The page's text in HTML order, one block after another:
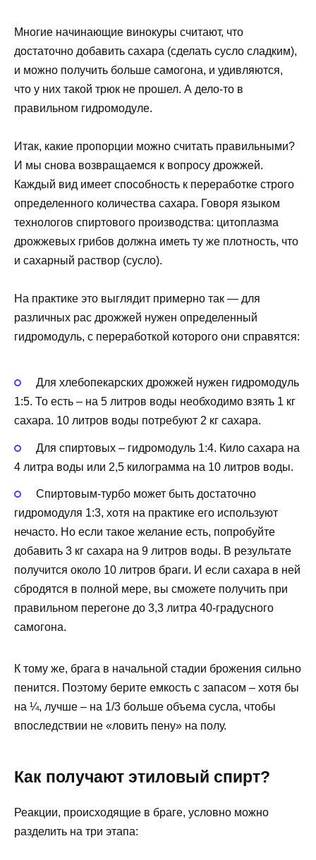
Многие начинающие винокуры считают, что
достаточно добавить сахара (сделать сусло сладким),
и можно получить больше самогона, и удивляются,
что у них такой трюк не прошел. А дело-то в
правильном гидромодуле.
Итак, какие пропорции можно считать правильными?
И мы снова возвращаемся к вопросу дрожжей.
Каждый вид имеет способность к переработке строго
определенного количества сахара. Говоря языком
технологов спиртового производства: цитоплазма
дрожжевых грибов должна иметь ту же плотность, что
и сахарный раствор (сусло).
На практике это выглядит примерно так — для
различных рас дрожжей нужен определенный
гидромодуль, с переработкой которого они справятся:
Для хлебопекарских дрожжей нужен гидромодуль
1:5. То есть – на 5 литров воды необходимо взять 1 кг
сахара. 10 литров воды потребуют 2 кг сахара.
Для спиртовых – гидромодуль 1:4. Кило сахара на
4 литра воды или 2,5 килограмма на 10 литров воды.
Спиртовым-турбо может быть достаточно
гидромодуля 1:3, хотя на практике его используют
нечасто. Но если такое желание есть, попробуйте
добавить 3 кг сахара на 9 литров воды. В результате
получится около 10 литров браги. И если сахара в ней
сбродятся в полной мере, вы сможете получить при
правильном перегоне до 3,3 литра 40-градусного
самогона.
К тому же, брага в начальной стадии брожения сильно
пенится. Поэтому берите емкость с запасом – хотя бы
на ¼, лучше – на 1/3 больше объема сусла, чтобы
впоследствии не «ловить пену» на полу.
Как получают этиловый спирт?
Реакции, происходящие в браге, условно можно
разделить на три этапа: